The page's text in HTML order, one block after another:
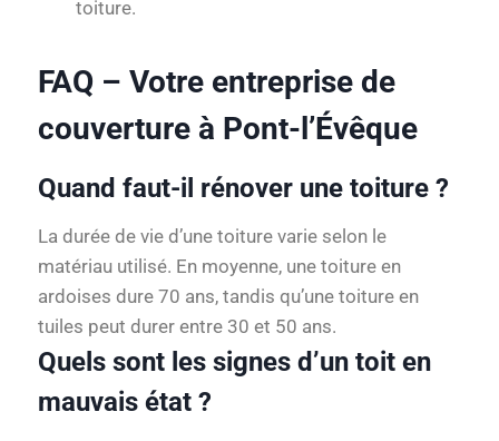
toiture.
FAQ – Votre entreprise de
couverture à Pont-l’Évêque
Quand faut-il rénover une toiture ?
La durée de vie d’une toiture varie selon le
matériau utilisé. En moyenne, une toiture en
ardoises dure 70 ans, tandis qu’une toiture en
tuiles peut durer entre 30 et 50 ans.
Quels sont les signes d’un toit en
mauvais état ?